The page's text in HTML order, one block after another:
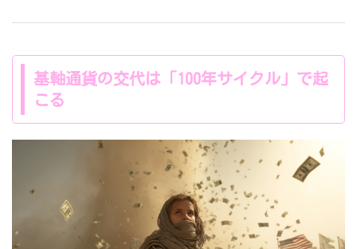
基軸通貨の交代は「100年サイクル」で起
こる